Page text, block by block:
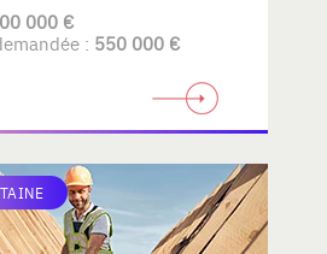
spécialisé.
000 €
: 550 000 €